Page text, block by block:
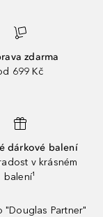
zdarma
699 Kč
dárkové balení
v krásném
balení¹
"Douglas Partner"